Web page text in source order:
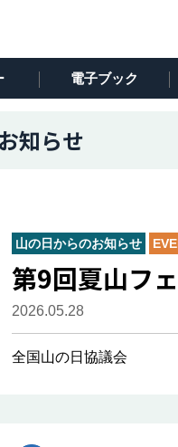
電子ブック
知らせ
山の日からのお知らせ
第9回夏山フ
2026.05.28
全国山の日協議会